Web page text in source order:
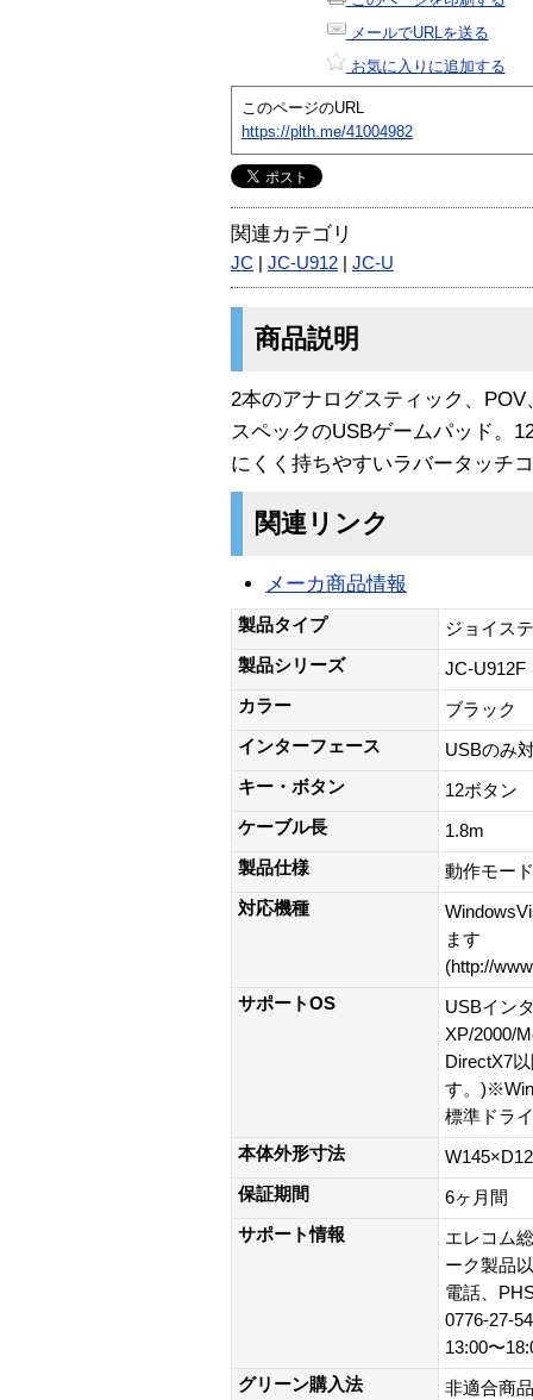
メールでURLを送る
お気に入りに追加する
このページのURL
https://plth.me/41004982
関連カテゴリ
JC JC-U912 JC-U
商品説明
2本のアナログスティック、
スペックのUSBゲームパッド。
にくく持ちやすいラバータッチ
関連リンク
メーカ商品情報
製品タイプ
ジョイス
製品シリーズ
JC-U912F
カラー
ブラック
インターフェース
USBのみ
キー・ボタン
12ボタン
ケーブル長
1.8m
製品仕様
動作モー
対応機種
ます
(http://
サポートOS
USBイン
XP/2000/
DirectX7
す。
標準ドラ
本体外形寸法
保証期間
6ヶ月間
サポート情報
エレコム
ーク製品
電話、
0776-27-
13:00〜
グリーン購入法
非適合商品